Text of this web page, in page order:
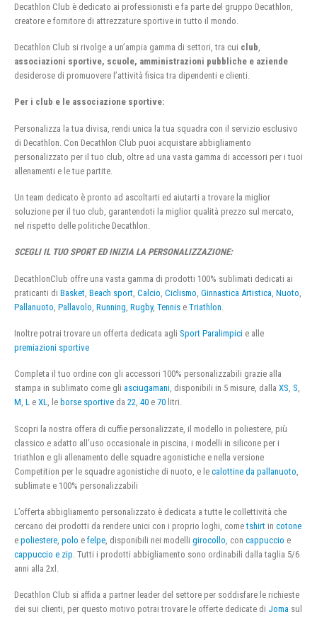
Decathlon Club è dedicato ai professionisti e fa parte del gruppo Decathlon,
creatore e fornitore di attrezzature sportive in tutto il mondo.
Decathlon Club si rivolge a un’ampia gamma di settori, tra cui club
associazioni sportive, scuole, amministrazioni pubbliche e aziende
desiderose di promuovere l’attività fisica tra dipendenti e clienti.
Per i club e le associazione sportive:
Personalizza la tua divisa, rendi unica la tua squadra con il servizio esclusivo
di Decathlon. Con Decathlon Club puoi acquistare abbigliamento
personalizzato per il tuo club, oltre ad una vasta gamma di accessori per i tuoi
allenamenti e le tue partite.
Un team dedicato è pronto ad ascoltarti ed aiutarti a trovare la miglior
soluzione per il tuo club, garantendoti la miglior qualità prezzo sul mercato,
nel rispetto delle politiche Decathlon.
SCEGLI IL TUO SPORT ED INIZIA LA PERSONALIZZAZIONE:
DecathlonClub offre una vasta gamma di prodotti 100% sublimati dedicati ai
praticanti di Basket Beach sport Calcio Ciclismo Ginnastica Artistica Nuoto
Pallanuoto Pallavolo Running Rugby, Tennis e Triathlon
Inoltre potrai trovare un offerta dedicata agli Sport Paralimpici e alle
premiazioni sportive
Completa il tuo ordine con gli accessori 100% personalizzabili grazie alla
stampa in sublimato come gli asciugamani, disponibili in 5 misure, dalla XS, S,
M, L e XL, le borse sportive da 22, 40 e 70 litri.
Scopri la nostra offera di cuffie personalizzate, il modello in poliestere, più
classico e adatto all’uso occasionale in piscina, i modelli in silicone per i
triathlon e gli allenamento delle squadre agonistiche e nella versione
Competition per le squadre agonistiche di nuoto, e le calottine da pallanuoto
sublimate e 100% personalizzabili
L’offerta abbigliamento personalizzato è dedicata a tutte le collettività che
cercano dei prodotti da rendere unici con i proprio loghi, cometshirt in cotone
e poliestere polo e felpe , disponibili nei modelli girocollo , con cappuccio e
cappuccio e zip . Tutti i prodotti abbigliamento sono ordinabili dalla taglia 5/6
anni alla 2xl.
Decathlon Club si affida a partner leader del settore per soddisfare le richieste
dei sui clienti, per questo motivo potrai trovare le offerte dedicate di Joma sul